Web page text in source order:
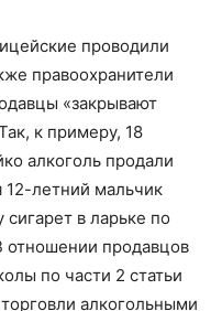
проводили
правоохранители
«закрывают
к примеру, 18
алкоголь продали
летний мальчик
в ларьке по
отношении продавцов
по части 2 статьи
алкогольными